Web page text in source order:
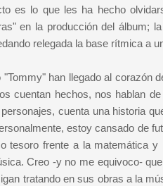
es lo que les ha hecho
en la producción del álbum;
relegada la base rítmica a
han llegado al corazón
cuentan hechos, nos hablan
cuenta una historia
estoy cansado de
tesoro frente a la matemática
Creo -y no me equivoco-
tratando en sus obras a la